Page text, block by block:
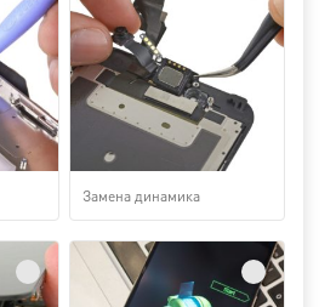
Замена динамика